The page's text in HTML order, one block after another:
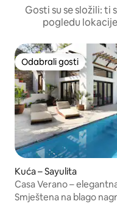
Gosti su se složili: ti
pogledu
Odabrali gosti
Odabrali gosti
Kuća – Sayulita
Casa Verano –
sjevernoj strani
Smještena na blago